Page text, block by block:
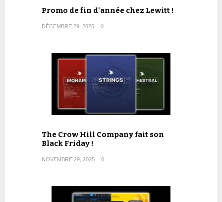
Promo de fin d'année chez Lewitt !
DÉCEMBRE 29, 2025 0
The Crow Hill Company fait son
Black Friday !
NOVEMBRE 29, 2025 0